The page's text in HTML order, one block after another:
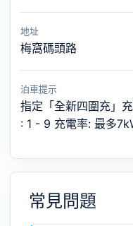
地址
梅窩碼頭路
泊車提示
指定「全新四圍充」
: 1 - 9 充電率: 最多
常見問題